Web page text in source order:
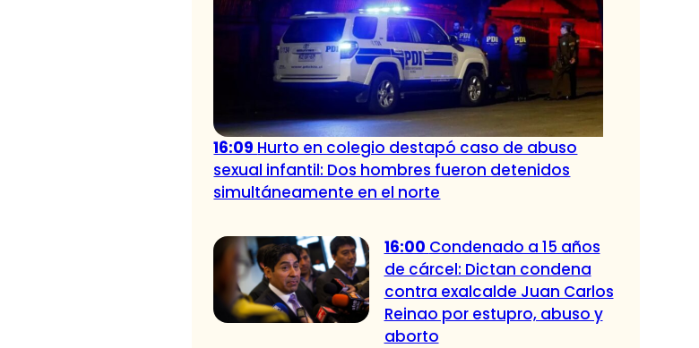
16:09 Hurto en colegio destapó caso de abuso
sexual infantil: Dos hombres fueron detenidos
simultáneamente en el norte
16:00 Condenado a 15 años
de cárcel: Dictan condena
contra exalcalde Juan Carlos
Reinao por estupro, abuso y
aborto